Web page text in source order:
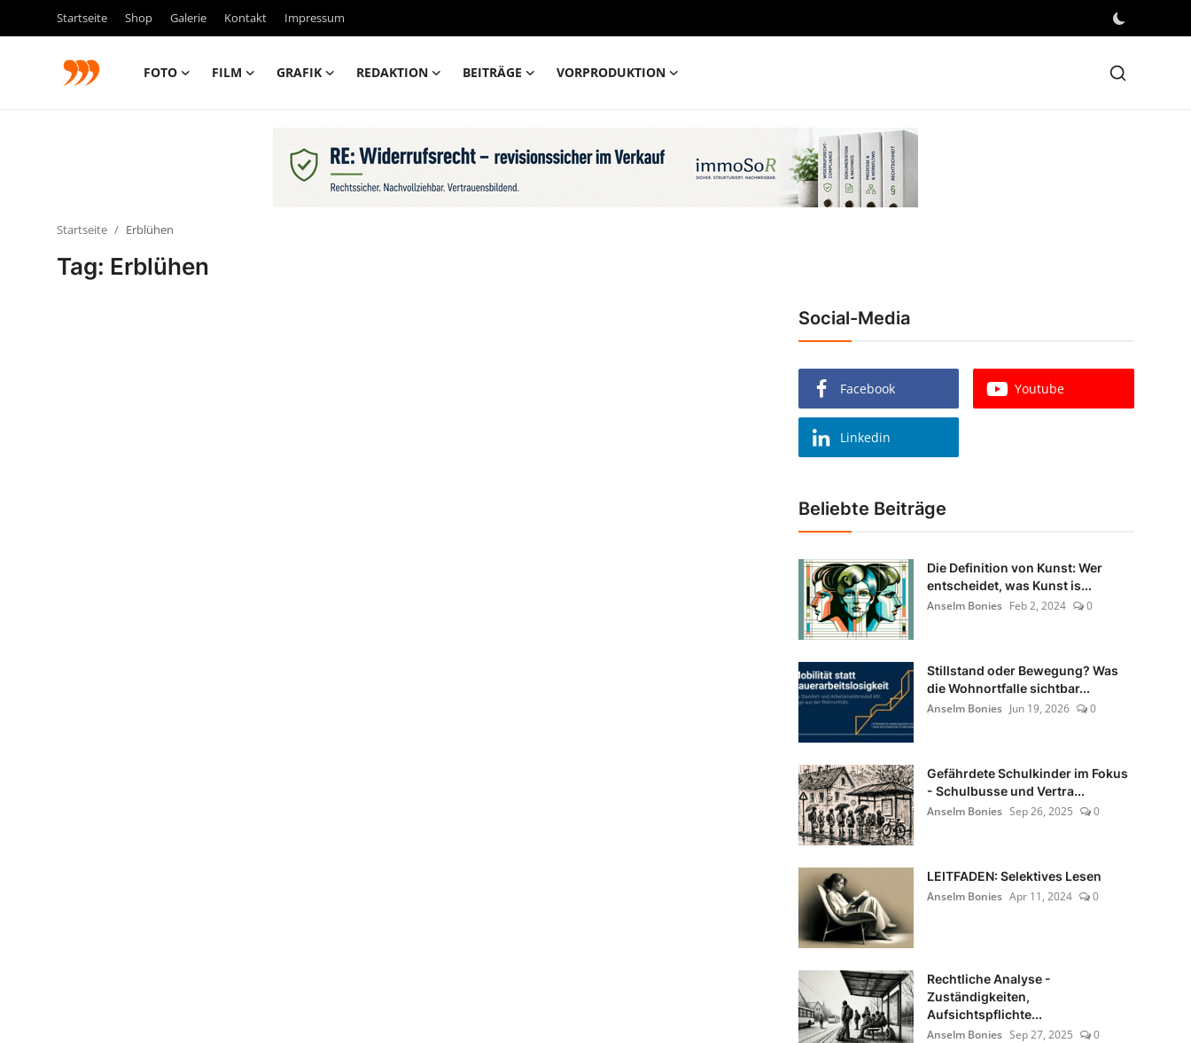
Startseite Shop Galerie Kontakt Impressum
FOTO FILM GRAFIK REDAKTION BEITRÄGE VORPRODUKTION
Startseite Erblühen
Tag: Erblühen
Social-Media
Facebook Youtube
Linkedin
Beliebte Beiträge
Die Definition von Kunst: Wer
entscheidet, was Kunst is...
Anselm Bonies Feb 2, 2024 0
Stillstand oder Bewegung? Was
die Wohnortfalle sichtbar...
Anselm Bonies Jun 19, 2026 0
Gefährdete Schulkinder im Fokus
- Schulbusse und Vertra...
Anselm Bonies Sep 26, 2025 0
LEITFADEN: Selektives Lesen
Anselm Bonies Apr 11, 2024 0
Rechtliche Analyse -
Zuständigkeiten,
Aufsichtspflichte...
Anselm Bonies Sep 27, 2025 0